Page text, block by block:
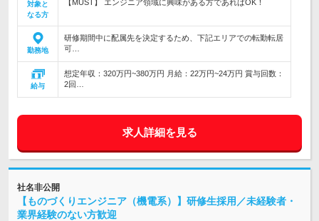
対象と
なる方
【MUST】 エンジニア領域に興味がある方であればOK！
勤務地
研修期間中に配属先を決定するため、下記エリアでの転勤転居
可…
給与
想定年収：320万円~380万円 月給：22万円~24万円 賞与回数：
2回…
求人詳細を見る
社名非公開
【ものづくりエンジニア（機電系）】研修生採用／未経験者・
業界経験のない方歓迎